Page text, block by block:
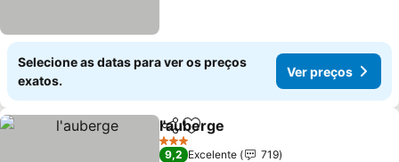
Selecione as datas para ver os preços
exatos.
Ver preços
PartilharAdicionar aos favoritos
l'auberge
3 Estrelas
9,2 Excelente
719